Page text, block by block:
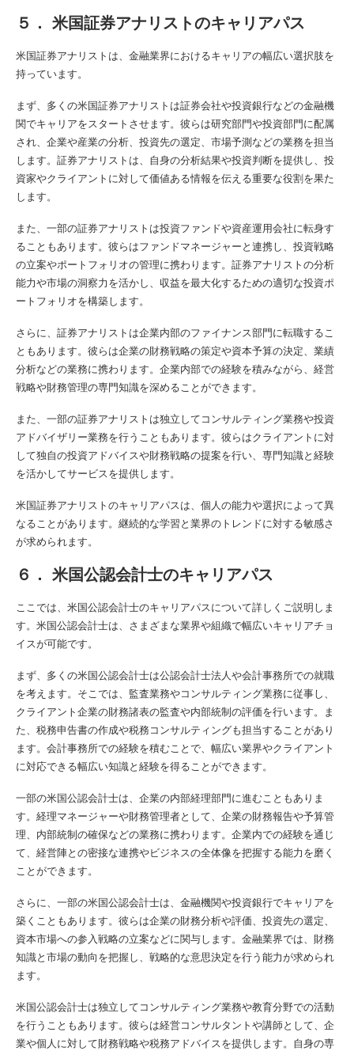
５． 米国証券アナリストのキャリアパス
米国証券アナリストは、金融業界におけるキャリアの幅広い選択肢を
持っています。
まず、多くの米国証券アナリストは証券会社や投資銀行などの金融機
関でキャリアをスタートさせます。彼らは研究部門や投資部門に配属
され、企業や産業の分析、投資先の選定、市場予測などの業務を担当
します。証券アナリストは、自身の分析結果や投資判断を提供し、投
資家やクライアントに対して価値ある情報を伝える重要な役割を果た
します。
また、一部の証券アナリストは投資ファンドや資産運用会社に転身す
ることもあります。彼らはファンドマネージャーと連携し、投資戦略
の立案やポートフォリオの管理に携わります。証券アナリストの分析
能力や市場の洞察力を活かし、収益を最大化するための適切な投資ポ
ートフォリオを構築します。
さらに、証券アナリストは企業内部のファイナンス部門に転職するこ
ともあります。彼らは企業の財務戦略の策定や資本予算の決定、業績
分析などの業務に携わります。企業内部での経験を積みながら、経営
戦略や財務管理の専門知識を深めることができます。
また、一部の証券アナリストは独立してコンサルティング業務や投資
アドバイザリー業務を行うこともあります。彼らはクライアントに対
して独自の投資アドバイスや財務戦略の提案を行い、専門知識と経験
を活かしてサービスを提供します。
米国証券アナリストのキャリアパスは、個人の能力や選択によって異
なることがあります。継続的な学習と業界のトレンドに対する敏感さ
が求められます。
６． 米国公認会計士のキャリアパス
ここでは、米国公認会計士のキャリアパスについて詳しくご説明しま
す。米国公認会計士は、さまざまな業界や組織で幅広いキャリアチョ
イスが可能です。
まず、多くの米国公認会計士は公認会計士法人や会計事務所での就職
を考えます。そこでは、監査業務やコンサルティング業務に従事し、
クライアント企業の財務諸表の監査や内部統制の評価を行います。ま
た、税務申告書の作成や税務コンサルティングも担当することがあり
ます。会計事務所での経験を積むことで、幅広い業界やクライアント
に対応できる幅広い知識と経験を得ることができます。
一部の米国公認会計士は、企業の内部経理部門に進むこともありま
す。経理マネージャーや財務管理者として、企業の財務報告や予算管
理、内部統制の確保などの業務に携わります。企業内での経験を通じ
て、経営陣との密接な連携やビジネスの全体像を把握する能力を磨く
ことができます。
さらに、一部の米国公認会計士は、金融機関や投資銀行でキャリアを
築くこともあります。彼らは企業の財務分析や評価、投資先の選定、
資本市場への参入戦略の立案などに関与します。金融業界では、財務
知識と市場の動向を把握し、戦略的な意思決定を行う能力が求められ
ます。
米国公認会計士は独立してコンサルティング業務や教育分野での活動
を行うこともあります。彼らは経営コンサルタントや講師として、企
業や個人に対して財務戦略や税務アドバイスを提供します。自身の専